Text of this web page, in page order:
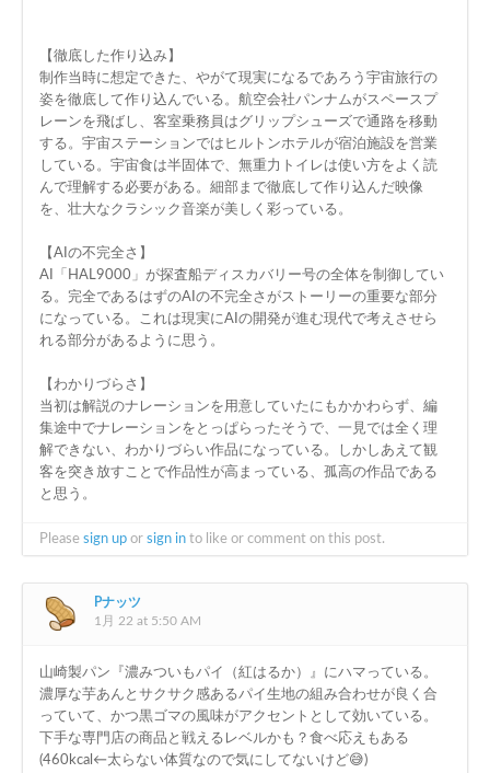
【徹底した作り込み】
制作当時に想定できた、やがて現実になるであろう宇宙旅行の
姿を徹底して作り込んでいる。航空会社パンナムがスペースプ
レーンを飛ばし、客室乗務員はグリップシューズで通路を移動
する。宇宙ステーションではヒルトンホテルが宿泊施設を営業
している。宇宙食は半固体で、無重力トイレは使い方をよく読
んで理解する必要がある。細部まで徹底して作り込んだ映像
を、壮大なクラシック音楽が美しく彩っている。
【AIの不完全さ】
AI「HAL9000」が探査船ディスカバリー号の全体を制御してい
る。完全であるはずのAIの不完全さがストーリーの重要な部分
になっている。これは現実にAIの開発が進む現代で考えさせら
れる部分があるように思う。
【わかりづらさ】
当初は解説のナレーションを用意していたにもかかわらず、編
集途中でナレーションをとっぱらったそうで、一見では全く理
解できない、わかりづらい作品になっている。しかしあえて観
客を突き放すことで作品性が高まっている、孤高の作品である
と思う。
Please sign up or sign in to like or comment on this post.
Pナッツ
1月 22 at 5:50 AM
山崎製パン『濃みついもパイ（紅はるか）』にハマっている。
濃厚な芋あんとサクサク感あるパイ生地の組み合わせが良く合
っていて、かつ黒ゴマの風味がアクセントとして効いている。
下手な専門店の商品と戦えるレベルかも？食べ応えもある
(460kcal←太らない体質なので気にしてないけど😅)